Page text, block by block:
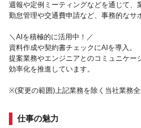
週報や定例ミーティングなどを通じて、
勤怠管理や交通費申請など、事務的なサ
＼AIを積極的に活用中！／
資料作成や契約書チェックにAIを導入。
提案業務やエンジニアとのコミュニケー
効率化を推進しています。
※(変更の範囲)上記業務を除く当社業務
仕事の魅力